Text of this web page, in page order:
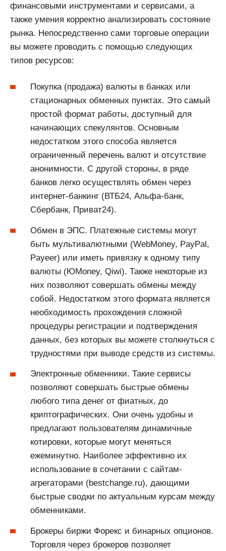
финансовыми инструментами и сервисами, а
также умения корректно анализировать состояние
рынка. Непосредственно сами торговые операции
вы можете проводить с помощью следующих
типов ресурсов:
Покупка (продажа) валюты в банках или
стационарных обменных пунктах. Это самый
простой формат работы, доступный для
начинающих спекулянтов. Основным
недостатком этого способа является
ограниченный перечень валют и отсутствие
анонимности. С другой стороны, в ряде
банков легко осуществлять обмен через
интернет-банкинг (ВТБ24, Альфа-банк,
Сбербанк, Приват24).
Обмен в ЭПС. Платежные системы могут
быть мультивалютными (WebMoney, PayPal,
Payeer) или иметь привязку к одному типу
валюты (ЮMoney, Qiwi). Также некоторые из
них позволяют совершать обмены между
собой. Недостатком этого формата является
необходимость прохождения сложной
процедуры регистрации и подтверждения
данных, без которых вы можете столкнуться с
трудностями при выводе средств из системы.
Электронные обменники. Такие сервисы
позволяют совершать быстрые обмены
любого типа денег от фиатных, до
криптографических. Они очень удобны и
предлагают пользователям динамичные
котировки, которые могут меняться
ежеминутно. Наиболее эффективно их
использование в сочетании с сайтам-
агрегаторами (bestchange.ru), дающими
быстрые сводки по актуальным курсам между
обменниками.
Брокеры биржи Форекс и бинарных опционов.
Торговля через брокеров позволяет